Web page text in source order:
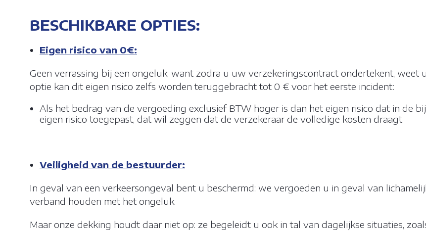
FUNCTIONELE COOKIES
ADVERTENTIE- EN PERSONALISATIECOOKIES
BEWAAR
BESCHIKBARE OPTIES:
Eigen risico van 0€:
Geen verrassing bij een ongeluk, want zodra u uw verzekeringscontract ondertekent, weet
optie kan dit eigen risico zelfs worden teruggebracht tot 0 € voor het eerste incident:
Als het bedrag van de vergoeding exclusief BTW hoger is dan het eigen risico dat in de
eigen risico toegepast, dat wil zeggen dat de verzekeraar de volledige kosten draagt.
Veiligheid van de bestuurder:
In geval van een verkeersongeval bent u beschermd: we vergoeden u in geval van
verband houden met het ongeluk.
Maar onze dekking houdt daar niet op: ze begeleidt u ook in tal van dagelijkse situaties,